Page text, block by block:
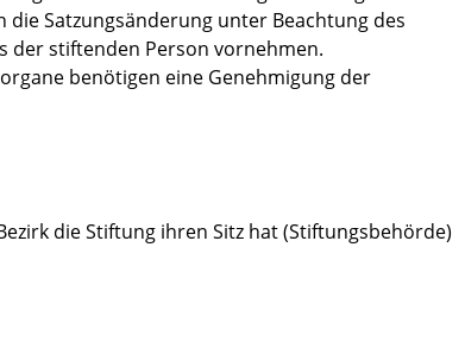
die Satzungsänderung unter Beachtung des
der stiftenden Person vornehmen.
benötigen eine Genehmigung der
die Stiftung ihren Sitz hat (Stiftungsbehörde)